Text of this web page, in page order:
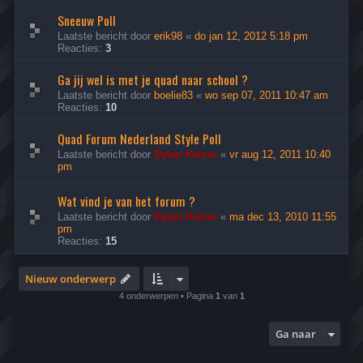
Sneeuw Poll
Laatste bericht door erik98 « do jan 12, 2012 5:18 pm
Reacties: 3
Ga jij wel is met je quad naar school ?
Laatste bericht door boelie83 « wo sep 07, 2011 10:47 am
Reacties: 10
Quad Forum Nederland Style Poll
Laatste bericht door Dylan Keizer « vr aug 12, 2011 10:40
pm
Wat vind je van het forum ?
Laatste bericht door Dylan Keizer « ma dec 13, 2010 11:55
pm
Reacties: 15
Nieuw onderwerp
4 onderwerpen • Pagina 1 van 1
Ga naar